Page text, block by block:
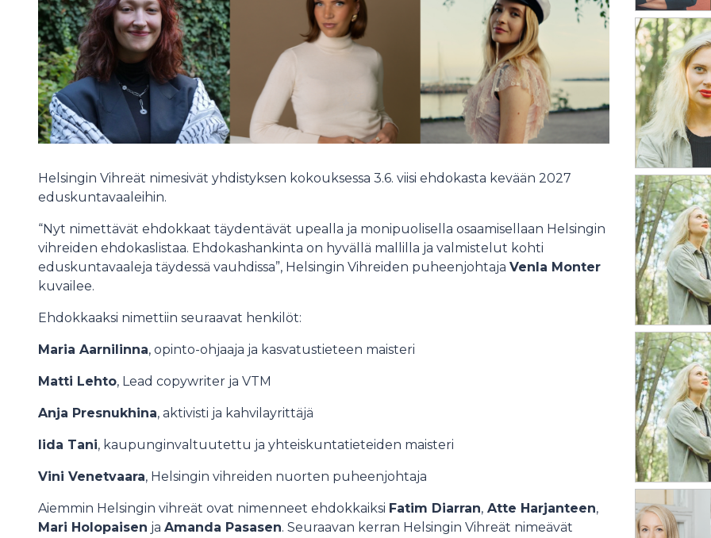
Helsingin Vihreät nimesivät yhdistyksen kokouksessa 3.6. viisi ehdokasta kevään 2027
eduskuntavaaleihin.
“Nyt nimettävät ehdokkaat täydentävät upealla ja monipuolisella osaamisellaan Helsingin
vihreiden ehdokaslistaa. Ehdokashankinta on hyvällä mallilla ja valmistelut kohti
eduskuntavaaleja täydessä vauhdissa”, Helsingin Vihreiden puheenjohtaja Venla Monter
kuvailee.
Ehdokkaaksi nimettiin seuraavat henkilöt:
Maria Aarnilinna, opinto-ohjaaja ja kasvatustieteen maisteri
Matti Lehto, Lead copywriter ja VTM
Anja Presnukhina, aktivisti ja kahvilayrittäjä
Iida Tani, kaupunginvaltuutettu ja yhteiskuntatieteiden maisteri
Vini Venetvaara, Helsingin vihreiden nuorten puheenjohtaja
Aiemmin Helsingin vihreät ovat nimenneet ehdokkaiksi Fatim Diarran, Atte Harjanteen,
Mari Holopaisen ja Amanda Pasasen. Seuraavan kerran Helsingin Vihreät nimeävät